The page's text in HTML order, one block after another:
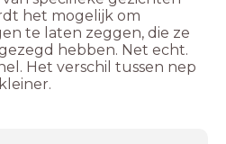
het mogelijk om
te laten zeggen, die ze
hebben. Net echt.
Het verschil tussen nep